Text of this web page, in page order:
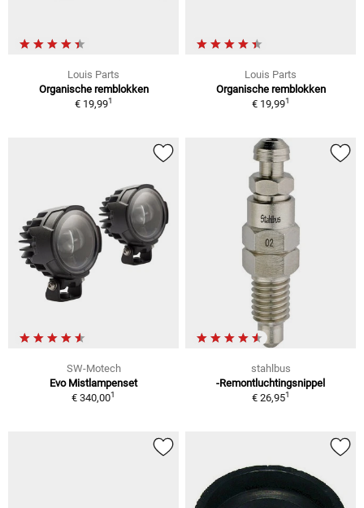
Louis Parts
Organische remblokken
€ 19,991
Louis Parts
Organische remblokken
€ 19,991
SW-Motech
Evo Mistlampenset
€ 340,001
stahlbus
-Remontluchtingsnippel
€ 26,951